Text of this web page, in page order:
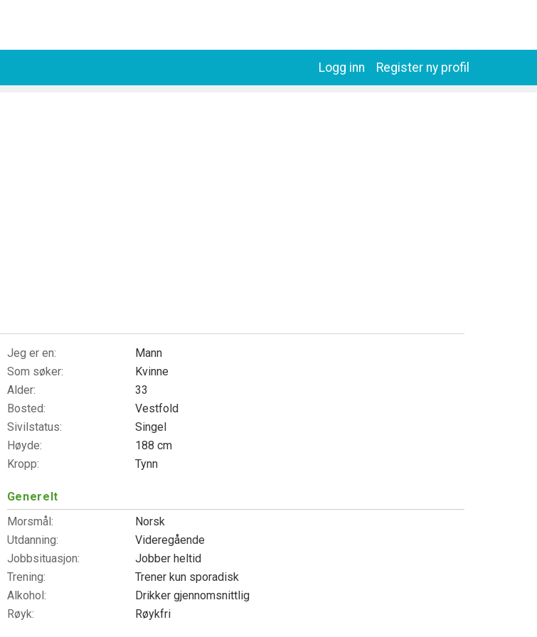
Register ny profil
Logg inn
Jeg er en:
Mann
Som søker:
Kvinne
Alder:
33
Bosted:
Vestfold
Sivilstatus:
Singel
Høyde:
188 cm
Kropp:
Tynn
Generelt
Morsmål:
Norsk
Utdanning:
Videregående
Jobbsituasjon:
Jobber heltid
Trening:
Trener kun sporadisk
Alkohol:
Drikker gjennomsnittlig
Røyk:
Røykfri